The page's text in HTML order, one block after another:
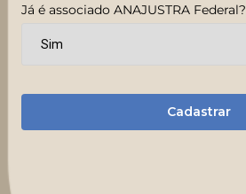
Já é associado ANAJUSTRA Federal?
Cadastrar